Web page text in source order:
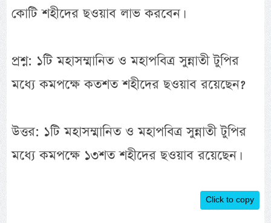
কোটি শহীদের ছওয়াব লাভ করবেন।
প্রশ্ন: ১টি মহাসম্মানিত ও মহাপবিত্র সুন্নাতী টুপির
মধ্যে কমপক্ষে কতশত শহীদের ছওয়াব রয়েছেন?
উত্তর: ১টি মহাসম্মানিত ও মহাপবিত্র সুন্নাতী টুপির
মধ্যে কমপক্ষে ১৩শত শহীদের ছওয়াব রয়েছেন।
Click to copy